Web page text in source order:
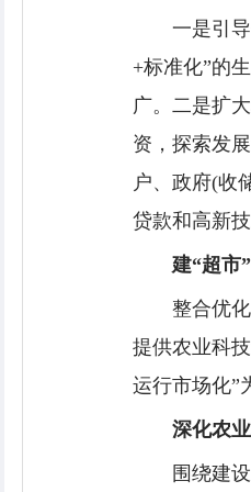
一是引
+标准化”的
广。二是扩
资，探索发
户、政府(收
贷款和高新
建“超市
整合优
提供农业科
运行市场化”
深化农
围绕建